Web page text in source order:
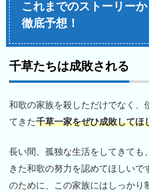
これまでのストーリー
徹底予想！
千草たちは成敗される
和歌の家族を殺しただけでなく、
てきた千草一家をぜひ成敗してほ
長い間、孤独な生活をしてきても
きた和歌の努力を認めてほしいで
のために、この家族にはしっかり